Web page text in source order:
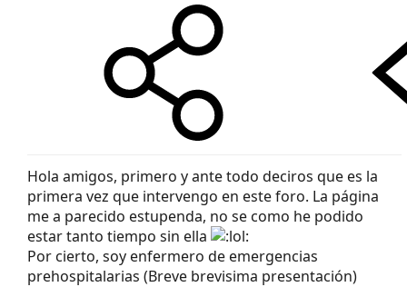
Hola amigos, primero y ante todo deciros que es la
primera vez que intervengo en este foro. La página
me a parecido estupenda, no se como he podido
estar tanto tiempo sin ella
Por cierto, soy enfermero de emergencias
prehospitalarias (Breve brevisima presentación)